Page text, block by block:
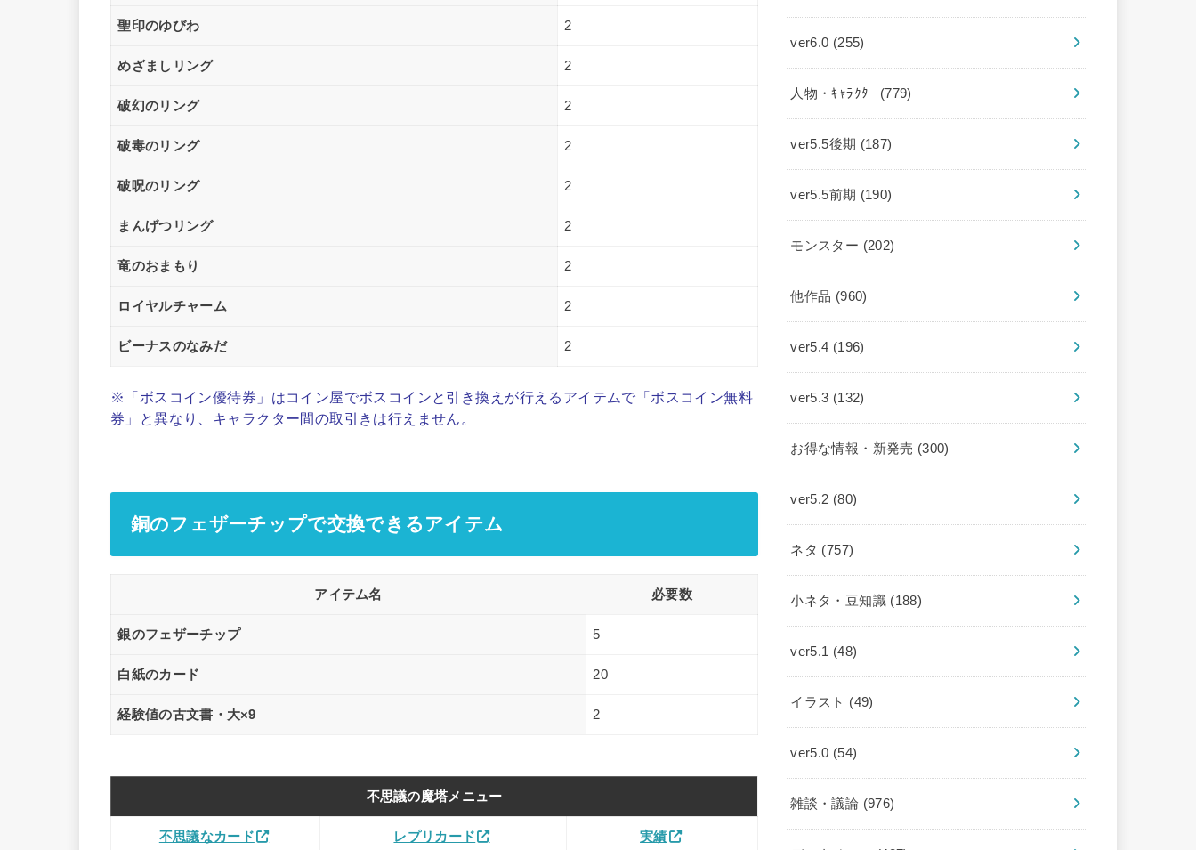
聖印のゆびわ 2
めざましリング 2
破幻のリング 2
破毒のリング 2
破呪のリング 2
まんげつリング 2
竜のおまもり 2
ロイヤルチャーム 2
ビーナスのなみだ 2
※「ボスコイン優待券」はコイン屋でボスコインと引き換えが行えるアイテムで「ボスコイン無料
券」と異なり、キャラクター間の取引きは行えません。
銅のフェザーチップで交換できるアイテム
アイテム名 必要数
銀のフェザーチップ 5
白紙のカード 20
経験値の古文書・大×9 2
不思議の魔塔メニュー
不思議なカード レプリカード 実績
ver6.0 (255)
人物・ｷｬﾗｸﾀｰ (779)
ver5.5後期 (187)
ver5.5前期 (190)
モンスター (202)
他作品 (960)
ver5.4 (196)
ver5.3 (132)
お得な情報・新発売 (300)
ver5.2 (80)
ネタ (757)
小ネタ・豆知識 (188)
ver5.1 (48)
イラスト (49)
ver5.0 (54)
雑談・議論 (976)